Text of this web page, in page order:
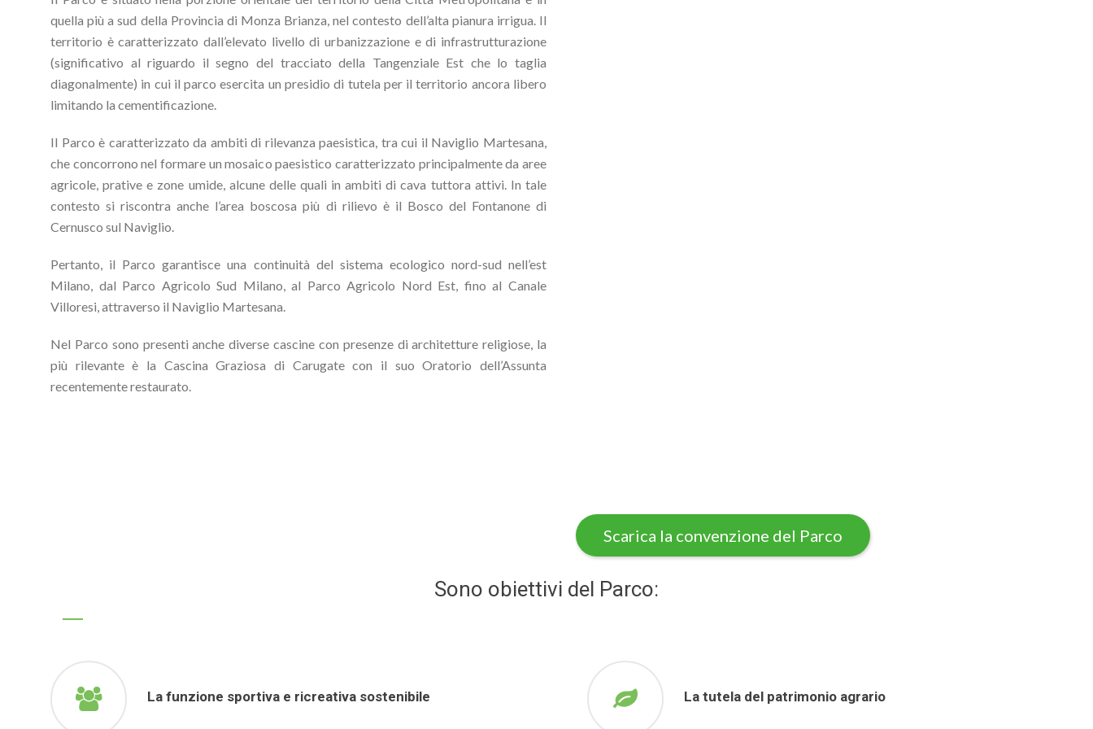
quella più a sud della Provincia di Monza Brianza, nel contesto dell’alta pianura irrigua. Il
territorio è caratterizzato dall’elevato livello di urbanizzazione e di infrastrutturazione
(significativo al riguardo il segno del tracciato della Tangenziale Est che lo taglia
diagonalmente) in cui il parco esercita un presidio di tutela per il territorio ancora libero
limitando la cementificazione.
Il Parco è caratterizzato da ambiti di rilevanza paesistica, tra cui il Naviglio Martesana,
che concorrono nel formare un mosaico paesistico caratterizzato principalmente da aree
agricole, prative e zone umide, alcune delle quali in ambiti di cava tuttora attivi. In tale
contesto si riscontra anche l’area boscosa più di rilievo è il Bosco del Fontanone di
Cernusco sul Naviglio.
Pertanto, il Parco garantisce una continuità del sistema ecologico nord-sud nell’est
Milano, dal Parco Agricolo Sud Milano, al Parco Agricolo Nord Est, fino al Canale
Villoresi, attraverso il Naviglio Martesana.
Nel Parco sono presenti anche diverse cascine con presenze di architetture religiose, la
più rilevante è la Cascina Graziosa di Carugate con il suo Oratorio dell’Assunta
recentemente restaurato.
Scarica la convenzione del Parco
Sono obiettivi del Parco:
La funzione sportiva e ricreativa sostenibile La tutela del patrimonio agrario